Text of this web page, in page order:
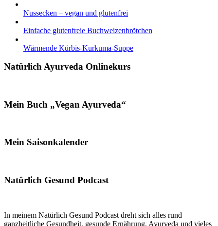
Nussecken – vegan und glutenfrei
Einfache glutenfreie Buchweizenbrötchen
Wärmende Kürbis-Kurkuma-Suppe
Natürlich Ayurveda Onlinekurs
Mein Buch „Vegan Ayurveda“
Mein Saisonkalender
Natürlich Gesund Podcast
In meinem Natürlich Gesund Podcast dreht sich alles rund
ganzheitliche Gesundheit, gesunde Ernährung, Ayurveda und vieles